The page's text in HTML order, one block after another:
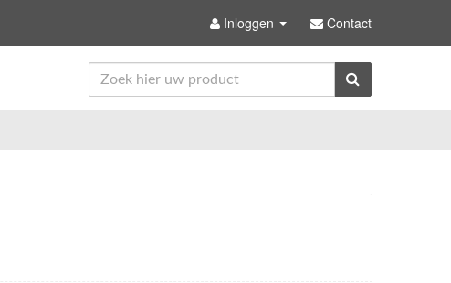
Inloggen Contact